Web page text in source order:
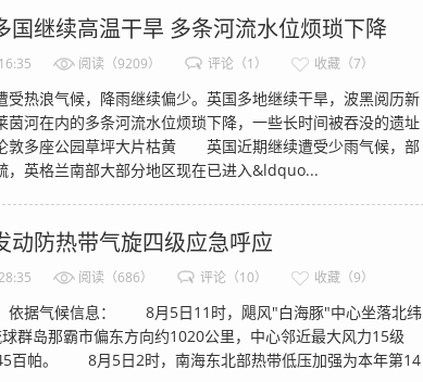
国继续高温干旱 多条河流水位烦琐下降
阅读（9209） 评论（1） 收藏（7）
热浪气候，降雨继续偏少。英国多地继续干旱，波黑阅历新
茵河在内的多条河流水位烦琐下降，一些长时间被吞没的遗址
多座公园草坪大片枯黄 英国近期继续遭受少雨气候，部
，英格兰南部大部分地区现在已进入&ldquo...
动防热带气旋四级应急呼应
阅读（686） 评论（10） 收藏（9）
据气候信息： 8月5日11时，飓风"白海豚"中心坐落北纬
群岛那霸市偏东方向约1020公里，中心邻近最大风力15级
百帕。 8月5日2时，南海东北部热带低压加强为本年第14